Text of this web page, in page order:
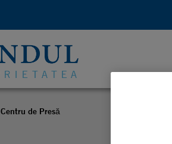
Centru de Presă